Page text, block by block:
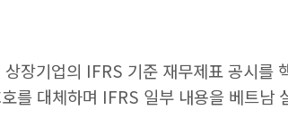
장기업의 IFRS 기준 재무제표 공시를
대체하며 IFRS 일부 내용을 베트남